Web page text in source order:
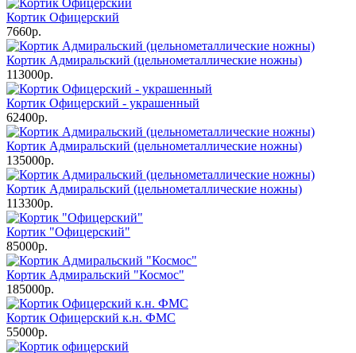
Кортик Офицерский
7660р.
Кортик Адмиральский (цельнометаллические ножны)
113000р.
Кортик Офицерский - украшенный
62400р.
Кортик Адмиральский (цельнометаллические ножны)
135000р.
Кортик Адмиральский (цельнометаллические ножны)
113300р.
Кортик "Офицерский"
85000р.
Кортик Адмиральский "Космос"
185000р.
Кортик Офицерский к.н. ФМС
55000р.